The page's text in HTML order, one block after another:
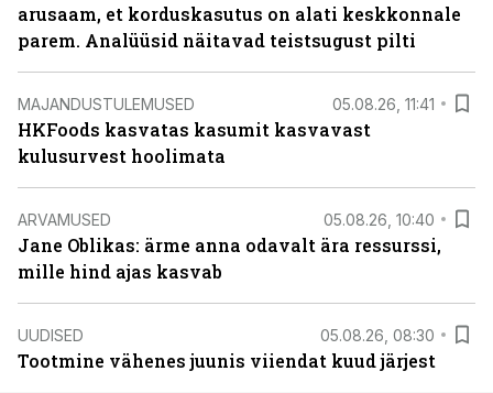
arusaam, et korduskasutus on alati keskkonnale
parem. Analüüsid näitavad teistsugust pilti
MAJANDUSTULEMUSED 05.08.26, 11:41
HKFoods kasvatas kasumit kasvavast
kulusurvest hoolimata
ARVAMUSED 05.08.26, 10:40
Jane Oblikas: ärme anna odavalt ära ressurssi,
mille hind ajas kasvab
UUDISED 05.08.26, 08:30
Tootmine vähenes juunis viiendat kuud järjest